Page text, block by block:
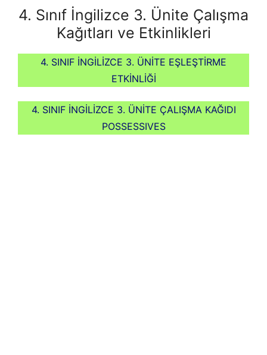
4. Sınıf İngilizce 3. Ünite Çalışma
Kağıtları ve Etkinlikleri
4. SINIF İNGİLİZCE 3. ÜNİTE EŞLEŞTİRME
ETKİNLİĞİ
4. SINIF İNGİLİZCE 3. ÜNİTE ÇALIŞMA KAĞIDI
POSSESSIVES